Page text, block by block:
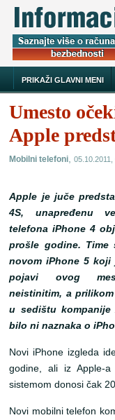
PRIKAŽI GLAVNI MENI
Umesto
Apple
Mobilni telefoni,05.10.2011,
Apple je juče
4S, unapređenu
telefona iPhone 4
prošle godine. Time
novom iPhone 5
pojavi ovog
neistinitim, a
u sedištu
bilo ni naznaka o
Novi iPhone izgleda
godine, ali iz Apple-
sistemom donosi čak
Novi mobilni telefon